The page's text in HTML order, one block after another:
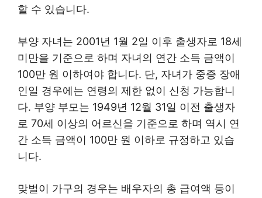
할 수 있습니다.
부양 자녀는 2001년 1월 2일 이후 출생자로 18세
미만을 기준으로 하며 자녀의 연간 소득 금액이
100만 원 이하여야 합니다. 단, 자녀가 중증 장애
인일 경우에는 연령의 제한 없이 신청 가능합니
다. 부양 부모는 1949년 12월 31일 이전 출생자
로 70세 이상의 어르신을 기준으로 하며 역시 연
간 소득 금액이 100만 원 이하로 규정하고 있습
니다.
맞벌이 가구의 경우는 배우자의 총 급여액 등이